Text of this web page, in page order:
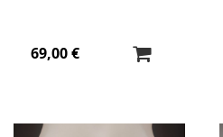
69,00 €